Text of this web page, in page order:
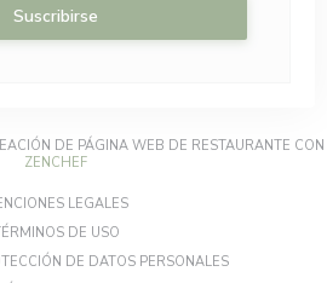
Suscribirse
DE PÁGINA WEB DE RESTAURANTE CON
ZENCHEF((ABRE EN UNA NUEVA VENTANA))
LEGALES((ABRE EN UNA NUEVA
DE USO((ABRE EN UNA NUEVA
DE DATOS PERSONALES((ABRE EN